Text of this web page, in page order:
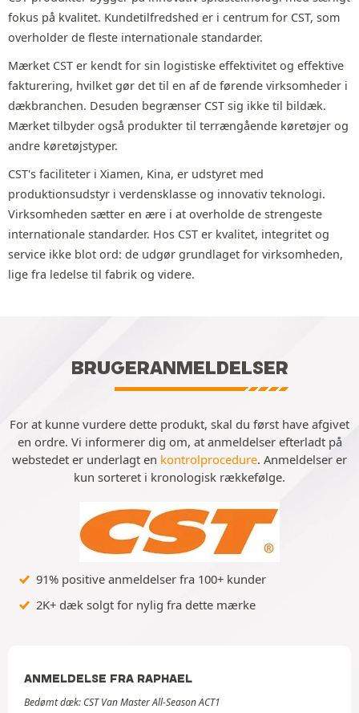
fokus på kvalitet. Kundetilfredshed er i centrum for CST, som
overholder de fleste internationale standarder.
Mærket CST er kendt for sin logistiske effektivitet og effektive
fakturering, hvilket gør det til en af de førende virksomheder i
dækbranchen. Desuden begrænser CST sig ikke til bildæk.
Mærket tilbyder også produkter til terrængående køretøjer og
andre køretøjstyper.
CST's faciliteter i Xiamen, Kina, er udstyret med
produktionsudstyr i verdensklasse og innovativ teknologi.
Virksomheden sætter en ære i at overholde de strengeste
internationale standarder. Hos CST er kvalitet, integritet og
service ikke blot ord: de udgør grundlaget for virksomheden,
lige fra ledelse til fabrik og videre.
BRUGERANMELDELSER
For at kunne vurdere dette produkt, skal du først have afgivet
en ordre. Vi informerer dig om, at anmeldelser efterladt på
webstedet er underlagt en kontrolprocedure. Anmeldelser er
kun sorteret i kronologisk rækkefølge.
91% positive anmeldelser fra 100+ kunder
2K+ dæk solgt for nylig fra dette mærke
ANMELDELSE FRA RAPHAEL
Bedømt dæk: CST Van Master All-Season ACT1